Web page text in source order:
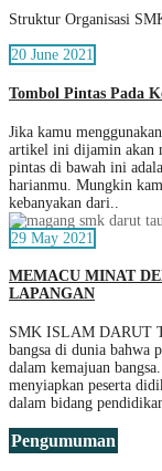
Struktur Organisasi
20 June 2021
Tombol Pintas Pada
Jika kamu
artikel ini dijamin akan
pintas di bawah ini
harianmu. Mungkin
kebanyakan dari..
29 May 2021
MEMACU MINAT
LAPANGAN
SMK ISLAM DARUT
bangsa di dunia bahwa
dalam kemajuan
menyiapkan peserta
dalam bidang
Pengumuman